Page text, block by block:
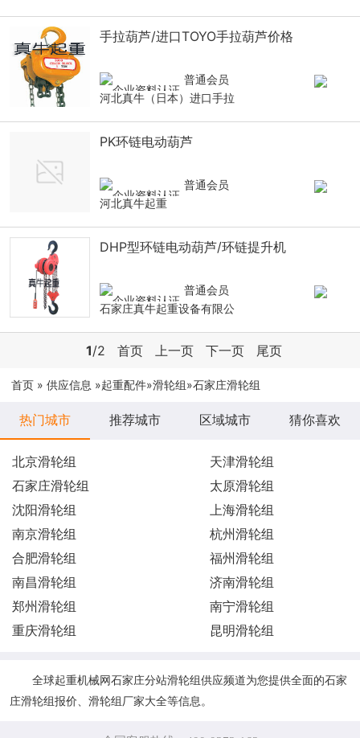
手拉葫芦/进口TOYO手拉葫芦价格
普通会员
河北真牛（日本）进口手拉
PK环链电动葫芦
普通会员
河北真牛起重
DHP型环链电动葫芦/环链提升机
普通会员
石家庄真牛起重设备有限公
1/2 首页 上一页 下一页 尾页
首页 » 供应信息 »起重配件»滑轮组»石家庄滑轮组
热门城市 推荐城市 区域城市 猜你喜欢
北京滑轮组
天津滑轮组
石家庄滑轮组
太原滑轮组
沈阳滑轮组
上海滑轮组
南京滑轮组
杭州滑轮组
合肥滑轮组
福州滑轮组
南昌滑轮组
济南滑轮组
郑州滑轮组
南宁滑轮组
重庆滑轮组
昆明滑轮组
全球起重机械网石家庄分站滑轮组供应频道为您提供全面的石家
庄滑轮组报价、滑轮组厂家大全等信息。